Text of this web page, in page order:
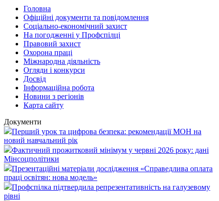
Головна
Офіційні документи та повідомлення
Соціально-економічний захист
На погодженні у Профспілці
Правовий захист
Охорона праці
Міжнародна діяльність
Огляди і конкурси
Досвід
Інформаційна робота
Новини з регіонів
Карта сайту
Документи
Перший урок та цифрова безпека: рекомендації МОН на
новий навчальний рік
Фактичний прожитковий мінімум у червні 2026 року: дані
Мінсоцполітики
Презентаційні матеріали дослідження «Справедлива оплата
праці освітян: нова модель»
Профспілка підтвердила репрезентативність на галузевому
рівні